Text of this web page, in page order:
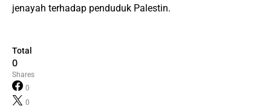
jenayah terhadap penduduk Palestin.
Total
0
Shares
0
0